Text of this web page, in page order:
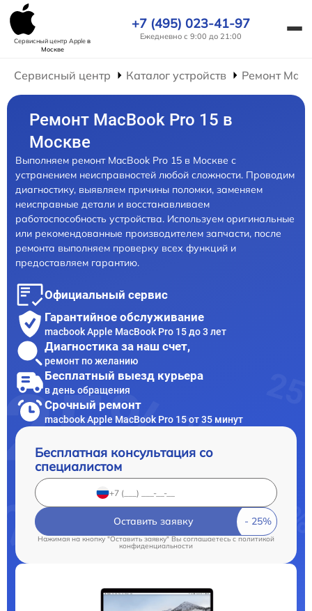
Сервисный центр Appleв
Москве
+7 (495) 023-41-97
Ежедневно с 9:00 до 21:00
Сервисный центр Каталог устройств Ремонт
Ремонт MacBook Pro 15 в
Москве
Выполняем ремонт MacBook Pro 15 в Москве с
устранением неисправностей любой сложности. Проводим
диагностику, выявляем причины поломки, заменяем
неисправные детали и восстанавливаем
работоспособность устройства. Используем оригинальные
или рекомендованные производителем запчасти, после
ремонта выполняем проверку всех функций и
предоставляем гарантию.
Официальный сервис
Гарантийное обслуживание
macbook Apple MacBook Pro 15 до 3 лет
Диагностика за наш счет,
ремонт по желанию
Бесплатный выезд курьера
в день обращения
Срочный ремонт
macbook Apple MacBook Pro 15 от 35 минут
Бесплатная консультация со
специалистом
Оставить заявку
Нажимая на кнопку "Оставить заявку" Вы соглашаетесь cполитикой
конфиденциальности